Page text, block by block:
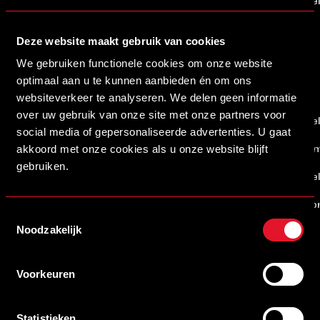
Deze website maakt gebruik van cookies
We gebruiken functionele cookies om onze website
optimaal aan u te kunnen aanbieden én om ons
websiteverkeer te analyseren. We delen geen informatie
over uw gebruik van onze site met onze partners voor
social media of gepersonaliseerde advertenties. U gaat
akkoord met onze cookies als u onze website blijft
gebruiken.
Noodzakelijk
Voorkeuren
26 vrijdag 6 februari 2026
27 vrijdag 13 februari 2026